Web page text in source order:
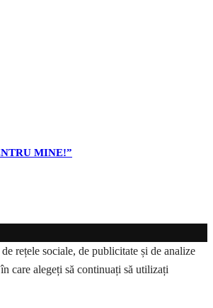
MINE!”
rețele sociale, de publicitate și de analize
care alegeți să continuați să utilizați